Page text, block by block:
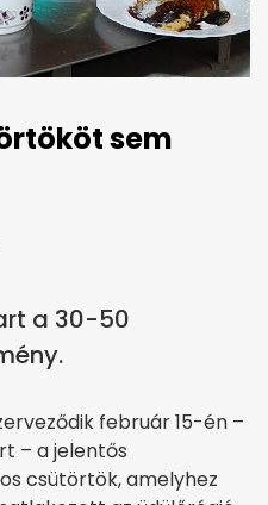
sem
a 30-50
február 15-én –
– a jelentős
csütörtök, amelyhez